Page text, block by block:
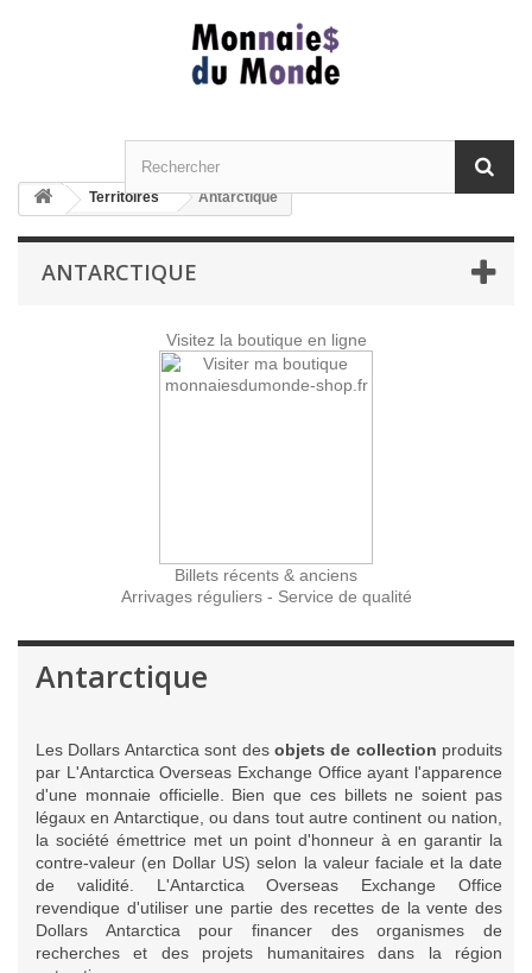
Territoires Antarctique
ANTARCTIQUE
Visitez la boutique en ligne
Billets récents & anciens
Arrivages réguliers - Service de qualité
Antarctique
Les Dollars Antarctica sont des objets de collection produits
par L'Antarctica Overseas Exchange Office ayant l'apparence
d'une monnaie officielle. Bien que ces billets ne soient pas
légaux en Antarctique, ou dans tout autre continent ou nation,
la société émettrice met un point d'honneur à en garantir la
contre-valeur (en Dollar US) selon la valeur faciale et la date
de validité. L'Antarctica Overseas Exchange Office
revendique d'utiliser une partie des recettes de la vente des
Dollars Antarctica pour financer des organismes de
recherches et des projets humanitaires dans la région